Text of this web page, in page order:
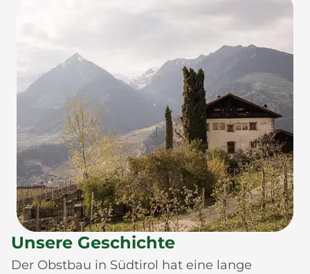
Unsere Geschichte
Der Obstbau in Südtirol hat eine lange